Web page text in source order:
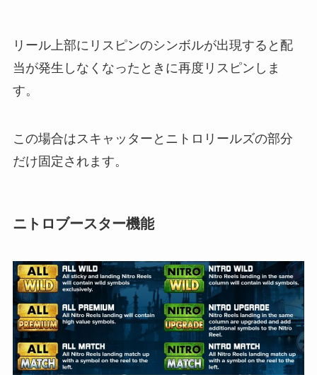
リール上部にリスピンのシンボルが出現すると配
当が発生しなくなったときに再度リスピンしま
す。
この場合はスキャッターとニトロリールズの部分
だけ固定されます。
ニトロブースター機能